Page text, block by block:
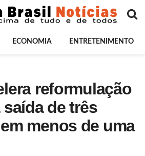
ECONOMIA ENTRETENIMENTO
reformulação
de três
menos de uma